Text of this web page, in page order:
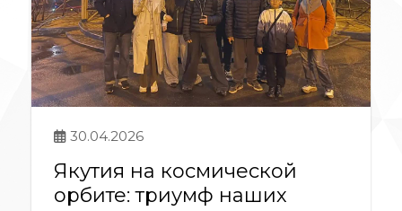
30.04.2026
Якутия на космической
орбите: триумф наших